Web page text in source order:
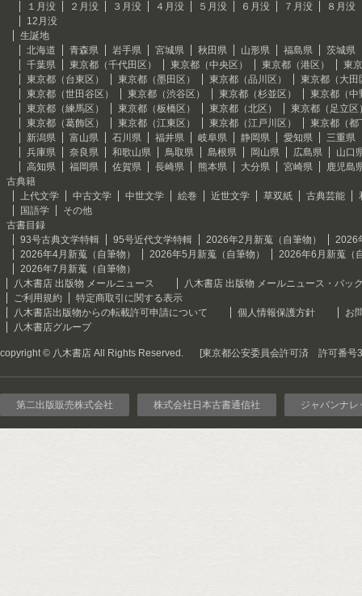
１月没
２月没 ３月没 ４月没 ５月没 ６月没 ７月没
８月没
12月没
生誕地
北海道
青森県 岩手県 宮城県 秋田県 山形県 福島県
茨城県
千葉県
東京都（千代田区） 東京都（中央区） 東京都（港区）
東
東京都（台東区）
東京都（墨田区） 東京都（品川区）
東京都（大田
東京都（世田谷区）
東京都（渋谷区） 東京都（杉並区）
東京都（中
東京都（練馬区）
東京都（板橋区） 東京都（北区）
東京都（足立区
東京都（葛飾区）
東京都（江東区） 東京都（江戸川区）
東京都（都
新潟県
富山県 石川県 福井県 岐阜県 静岡県 愛知県
三重県
兵庫県
奈良県 和歌山県 鳥取県 島根県 岡山県 広島県
山口
高知県
福岡県 佐賀県 長崎県 熊本県 大分県 宮崎県
鹿児島
古典籍
上代文学
中古文学 中世文学 絵巻 近世文学 草双紙 古典芸能
国語学
その他
古書目録
93号古典文学特輯
95号近代文学特輯 2026年2月新蒐（自筆物）
2026
2026年4月新蒐（自筆物）
2026年5月新蒐（自筆物）
2026年6月新蒐（
2026年7月新蒐（自筆物）
八木書店 出版物 メールニュース
八木書店 出版物 メールニュース・バッ
ご利用規約
特定商取引に関する表示
八木書店出版物からの転載許可申請について
個人情報保護方針
お
八木書店グループ
copyright © 八木書店 All Rights Reserved. [東京都公安委員会許可済 許可番号
第二出版販売株式会社 株式会社日本古書通信社 ジャパンナレ